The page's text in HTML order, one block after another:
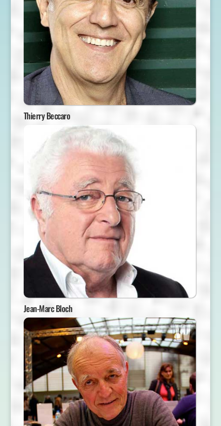
Thierry Beccaro
Jean-Marc Bloch